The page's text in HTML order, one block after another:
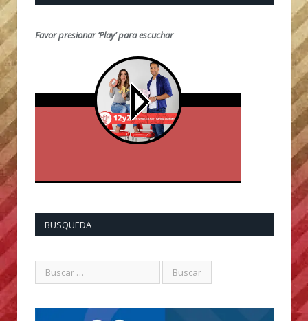
Favor presionar ‘Play’ para escuchar
BUSQUEDA